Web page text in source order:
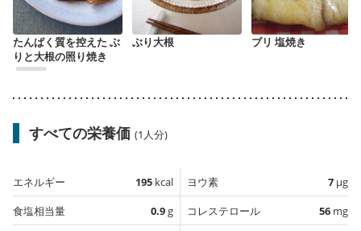
たんぱく質を控えた ぶ
りと大根の照り焼き
ぶり大根 ブリ 塩焼き
すべての栄養価 (1人分)
エネルギー 195 kcal
食塩相当量
0.9g
ヨウ素 7 µg
コレステロール
56 mg